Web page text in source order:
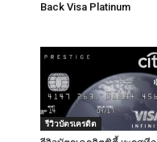
Back Visa Platinum
รีวิวบัตรเครดิต